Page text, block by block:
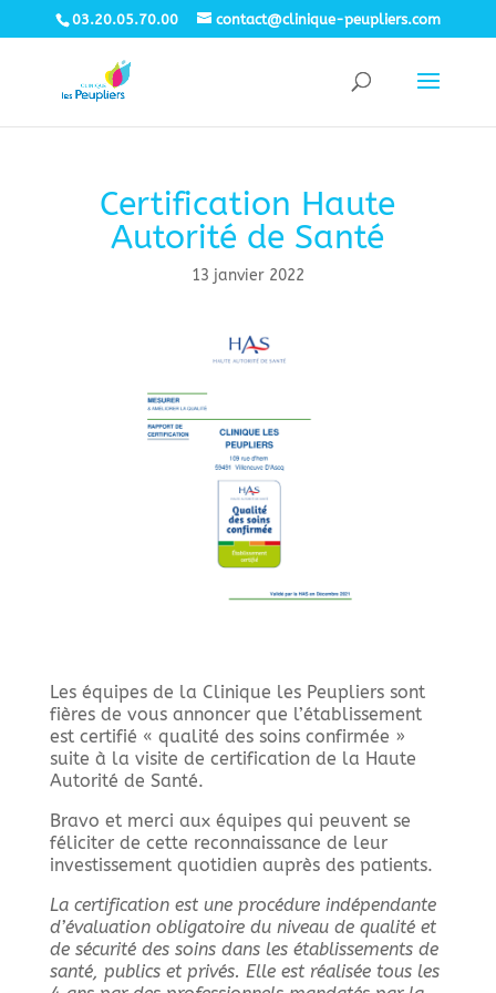
03.20.05.70.00 contact@clinique-peupliers.com
Certification Haute
Autorité de Santé
13 janvier 2022
Les équipes de la Clinique les Peupliers sont
fières de vous annoncer que l’établissement
est certifié « qualité des soins confirmée »
suite à la visite de certification de la Haute
Autorité de Santé.
Bravo et merci aux équipes qui peuvent se
féliciter de cette reconnaissance de leur
investissement quotidien auprès des patients.
La certification est une procédure indépendante
d’évaluation obligatoire du niveau de qualité et
de sécurité des soins dans les établissements de
santé, publics et privés. Elle est réalisée tous les